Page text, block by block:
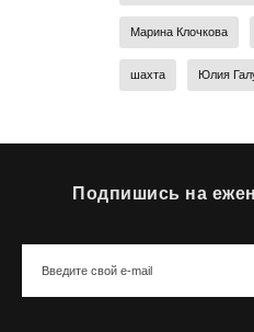
Марина Клочкова
шахта Юлия
Подпишись на